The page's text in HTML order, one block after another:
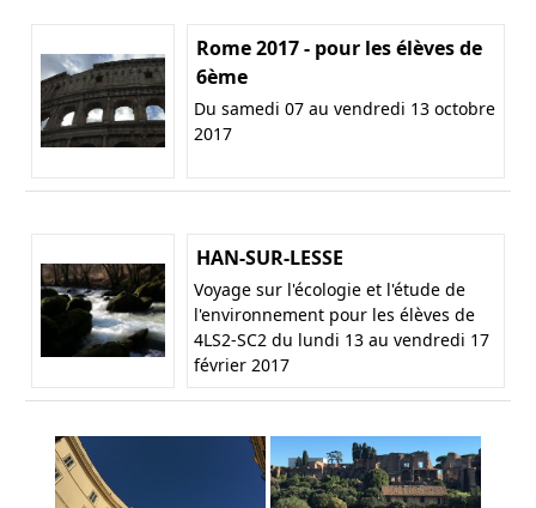
Rome 2017 - pour les élèves de
6ème
Du samedi 07 au vendredi 13 octobre
2017
HAN-SUR-LESSE
Voyage sur l'écologie et l'étude de
l'environnement pour les élèves de
4LS2-SC2 du lundi 13 au vendredi 17
février 2017